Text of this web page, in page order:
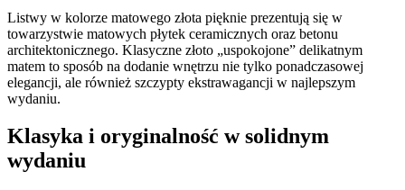
Listwy w kolorze matowego złota pięknie prezentują się w
towarzystwie matowych płytek ceramicznych oraz betonu
architektonicznego. Klasyczne złoto „uspokojone” delikatnym
matem to sposób na dodanie wnętrzu nie tylko ponadczasowej
elegancji, ale również szczypty ekstrawagancji w najlepszym
wydaniu.
Klasyka i oryginalność w solidnym
wydaniu